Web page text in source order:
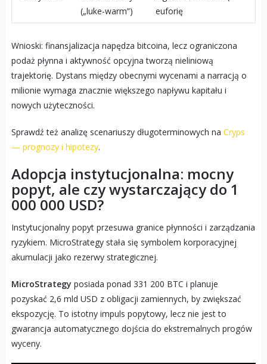
(„luke-warm”)
euforię
Wnioski: finansjalizacja napędza bitcoina, lecz ograniczona
podaż płynna i aktywność opcyjna tworzą nieliniową
trajektorię. Dystans między obecnymi wycenami a narracją o
milionie wymaga znacznie większego napływu kapitału i
nowych użyteczności.
Sprawdź też analizę scenariuszy długoterminowych na Cryps
— prognozy i hipotezy.
Adopcja instytucjonalna: mocny
popyt, ale czy wystarczający do 1
000 000 USD?
Instytucjonalny popyt przesuwa granice płynności i zarządzania
ryzykiem. MicroStrategy stała się symbolem korporacyjnej
akumulacji jako rezerwy strategicznej.
MicroStrategy posiada ponad 331 200 BTC i planuje
pozyskać 2,6 mld USD z obligacji zamiennych, by zwiększać
ekspozycję. To istotny impuls popytowy, lecz nie jest to
gwarancja automatycznego dojścia do ekstremalnych progów
wyceny.